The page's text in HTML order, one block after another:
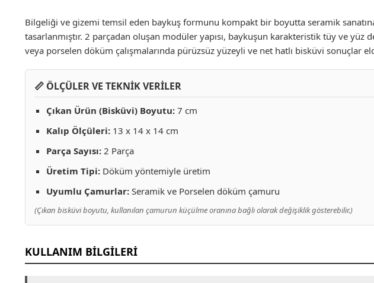
Bilgeliği ve gizemi temsil eden baykuş formunu kompakt bir boyutta seramik
tasarlanmıştır. 2 parçadan oluşan modüler yapısı, baykuşun karakteristik tüy ve
veya porselen döküm çalışmalarında pürüzsüz yüzeyli ve net hatlı bisküvi sonuçlar
📏 ÖLÇÜLER VE TEKNİK VERİLER
Çıkan Ürün (Bisküvi) Boyutu: 7 cm
Kalıp Ölçüleri: 13 x 14 x 14 cm
Parça Sayısı: 2 Parça
Üretim Tipi: Döküm yöntemiyle üretim
Uyumlu Çamurlar: Seramik ve Porselen döküm çamuru
(Çıkan bisküvi boyutu, kullanılan çamurun küçülme oranına bağlı olarak değişiklik gösterebilir.)
KULLANIM BİLGİLERİ